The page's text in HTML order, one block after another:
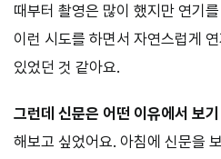
때부터 촬영은 많이 했지만 연기
이런 시도를 하면서 자연스럽게
있었던 것 같아요.
그런데 신문은 어떤 이유에서 보
해보고 싶었어요. 아침에 신문을